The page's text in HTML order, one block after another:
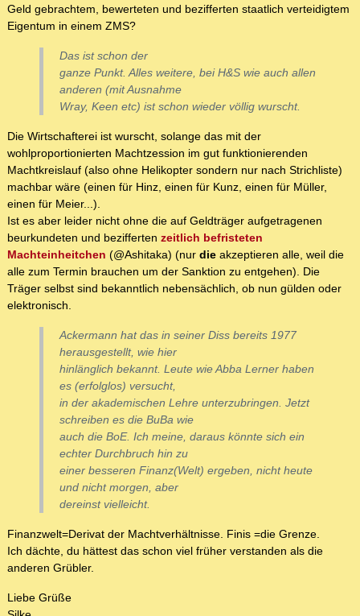
Geld gebrachtem, bewerteten und bezifferten staatlich verteidigtem
Eigentum in einem ZMS?
Das ist schon der
ganze Punkt. Alles weitere, bei H&S wie auch allen
anderen (mit Ausnahme
Wray, Keen etc) ist schon wieder völlig wurscht.
Die Wirtschafterei ist wurscht, solange das mit der
wohlproportionierten Machtzession im gut funktionierenden
Machtkreislauf (also ohne Helikopter sondern nur nach Strichliste)
machbar wäre (einen für Hinz, einen für Kunz, einen für Müller,
einen für Meier...).
Ist es aber leider nicht ohne die auf Geldträger aufgetragenen
beurkundeten und bezifferten zeitlich befristeten
Machteinheitchen (@Ashitaka) (nur die akzeptieren alle, weil die
alle zum Termin brauchen um der Sanktion zu entgehen). Die
Träger selbst sind bekanntlich nebensächlich, ob nun gülden oder
elektronisch.
Ackermann hat das in seiner Diss bereits 1977
herausgestellt, wie hier
hinlänglich bekannt. Leute wie Abba Lerner haben
es (erfolglos) versucht,
in der akademischen Lehre unterzubringen. Jetzt
schreiben es die BuBa wie
auch die BoE. Ich meine, daraus könnte sich ein
echter Durchbruch hin zu
einer besseren Finanz(Welt) ergeben, nicht heute
und nicht morgen, aber
dereinst vielleicht.
Finanzwelt=Derivat der Machtverhältnisse. Finis =die Grenze.
Ich dächte, du hättest das schon viel früher verstanden als die
anderen Grübler.
Liebe Grüße